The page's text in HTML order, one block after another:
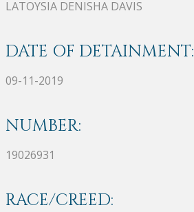
LATOYSIA DENISHA DAVIS
DATE OF DETAINMENT:
09-11-2019
NUMBER:
19026931
RACE/CREED: